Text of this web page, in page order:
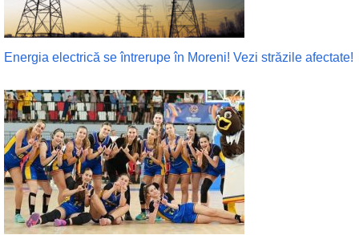
Energia electrică se întrerupe în Moreni! Vezi străzile afectate!